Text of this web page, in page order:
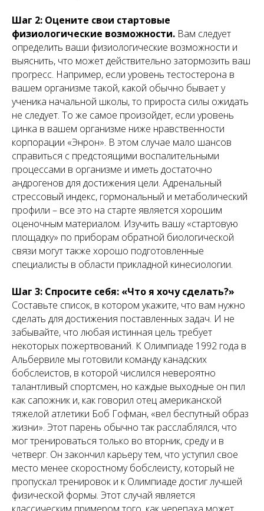
Шаг 2: Оцените свои стартовые
физиологические возможности. Вам следует
определить ваши физиологические возможности и
выяснить, что может действительно затормозить ваш
прогресс. Например, если уровень тестостерона в
вашем организме такой, какой обычно бывает у
ученика начальной школы, то прироста силы ожидать
не следует. То же самое произойдет, если уровень
цинка в вашем организме ниже нравственности
корпорации «Энрон». В этом случае мало шансов
справиться с предстоящими воспалительными
процессами в организме и иметь достаточно
андрогенов для достижения цели. Адренальный
стрессовый индекс, гормональный и метаболический
профили – все это на старте является хорошим
оценочным материалом. Изучить вашу «стартовую
площадку» по приборам обратной биологической
связи могут также хорошо подготовленные
специалисты в области прикладной кинесиологии.
Шаг 3: Спросите себя: «Что я хочу сделать?»
Составьте список, в котором укажите, что вам нужно
сделать для достижения поставленных задач. И не
забывайте, что любая истинная цель требует
некоторых пожертвований. К Олимпиаде 1992 года в
Альбервиле мы готовили команду канадских
бобслеистов, в которой числился невероятно
талантливый спортсмен, но каждые выходные он пил
как сапожник и, как говорил отец американской
тяжелой атлетики Боб Гофман, «вел беспутный образ
жизни». Этот парень обычно так расслаблялся, что
мог тренироваться только во вторник, среду и в
четверг. Он закончил карьеру тем, что уступил свое
место менее скоростному бобслеисту, который не
пропускал тренировок и к Олимпиаде достиг лучшей
физической формы. Этот случай является